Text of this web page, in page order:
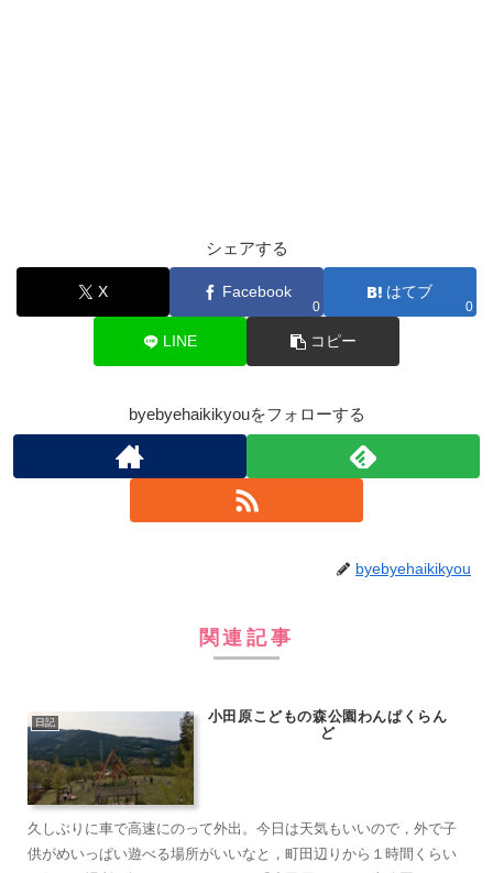
シェアする
X Facebook
0
はてブ
0
LINE コピー
byebyehaikikyouをフォローする
byebyehaikikyou
関連記事
日記
小田原こどもの森公園わんぱくらん
ど
久しぶりに車で高速にのって外出。今日は天気もいいので，外で子
供がめいっぱい遊べる場所がいいなと，町田辺りから１時間くらい